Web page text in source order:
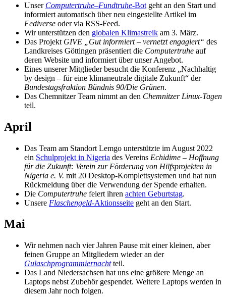
Unser Computertruhe–Fundtruhe-Bot geht an den Start und
informiert automatisch über neu eingestellte Artikel im
Fediverse oder via RSS-Feed.
Wir unterstützen den globalen Klimastreik am 3. März.
Das Projekt GIVE „Gut informiert – vernetzt engagiert“ des
Landkreises Göttingen präsentiert die Computertruhe auf
deren Website und informiert über unser Angebot.
Eines unserer Mitglieder besucht die Konferenz „Nachhaltig
by design – für eine klimaneutrale digitale Zukunft“ der
Bundestagsfraktion Bündnis 90/Die Grünen.
Das Chemnitzer Team nimmt an den Chemnitzer Linux-Tagen
teil.
April
Das Team am Standort Lemgo unterstützte im August 2022
ein Schulprojekt in Nigeria des Vereins Echidime – Hoffnung
für die Zukunft: Verein zur Förderung von Hilfsprojekten in
Nigeria e. V. mit 20 Desktop-Komplettsystemen und hat nun
Rückmeldung über die Verwendung der Spende erhalten.
Die Computertruhe feiert ihren achten Geburtstag.
Unsere Flaschengeld-Aktionsseite geht an den Start.
Mai
Wir nehmen nach vier Jahren Pause mit einer kleinen, aber
feinen Gruppe an Mitgliedern wieder an der
Gulaschprogrammiernachtteil.
Das Land Niedersachsen hat uns eine größere Menge an
Laptops nebst Zubehör gespendet. Weitere Laptops werden in
diesem Jahr noch folgen.